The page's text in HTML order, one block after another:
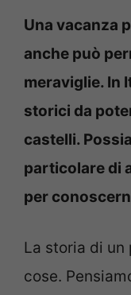
Una vacanza
anche può
meraviglie. In
storici da
castelli.
particolare di
per
La storia di
cose.